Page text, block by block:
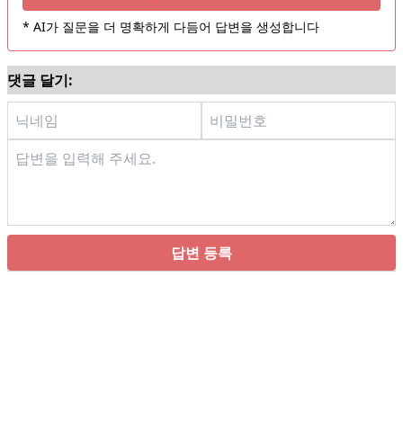
* AI가 질문을 더 명확하게 다듬어 답변을 생성합니다
댓글 달기:
답변 등록